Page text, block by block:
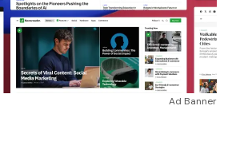
Ad Banner